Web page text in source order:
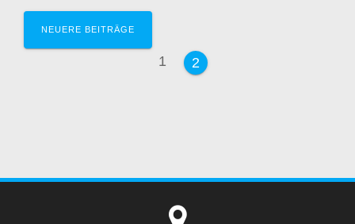
Beitragsnavigation
NEUERE BEITRÄGE
Seite
1 Seite
2